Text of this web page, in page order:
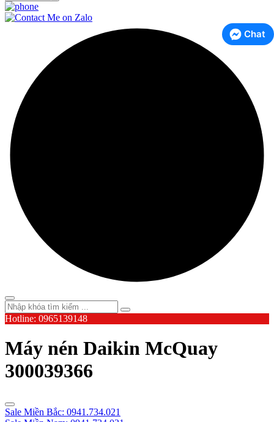
Chat
Hotline: 0965139148
Máy nén Daikin McQuay
300039366
Sale Miền Bắc: 0941.734.021